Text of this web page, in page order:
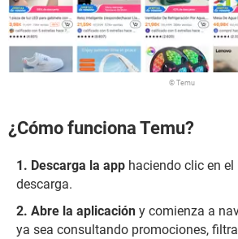
© Temu
¿Cómo funciona Temu?
Descarga la app haciendo clic en
descarga.
Abre la aplicación y comienza a
ya sea consultando promociones,